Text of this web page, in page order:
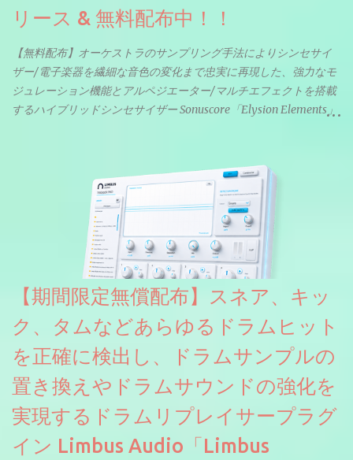
リース & 無料配布中！！
【無料配布】オーケストラのサンプリング手法によりシンセサイ
ザー/電子楽器を繊細な音色の変化まで忠実に再現した、強力なモ
ジュレーション機能とアルペジエーター/マルチエフェクトを搭載
するハイブリッドシンセサイザー Sonuscore「Elysion Elements」
えるようになっています。総容量も7GBを超えます。複数の設定に
より音色が作りこまれているため、あらかじめアルペジオがプロ
グラムされているプリセットも多いですが、アルペジオを切るこ
とももちろんできます。 ほとんどのシンセライブラリは、音を一
度サンプリングしてベロシティで音量を調整します。 しかし、
ELYSIONは違います。ビンテージシンセを含む様々な音源から、
複数のベロシティレイヤーにわたって録音し、各レイヤーを整形
することで、弱く演奏した場合と強く演奏した場合で、全く異な
る音色が得られます。単に音量を変えただけの同じ音ではありま
せん。
【期間限定無償配布】スネア、キッ
ク、タムなどあらゆるドラムヒット
を正確に検出し、ドラムサンプルの
置き換えやドラムサウンドの強化を
実現するドラムリプレイサープラグ
イン Limbus Audio「Limbus